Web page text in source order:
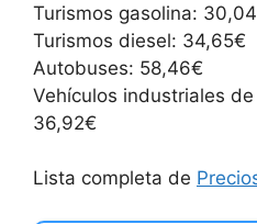
Turismos gasolina:
Turismos diesel: 34,65€
Autobuses: 58,46€
Vehículos industriales
36,92€
Lista completa de